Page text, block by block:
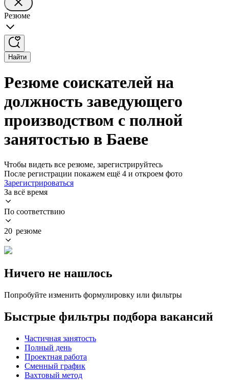
Резюме
Найти
Резюме соискателей на
должность заведующего
производством с полной
занятостью в Баеве
Чтобы видеть все резюме, зарегистрируйтесь
После регистрации покажем ещё 4 и откроем фото
Зарегистрироваться
За всё время
По соответствию
20 резюме
Ничего не нашлось
Попробуйте изменить формулировку или фильтры
Быстрые фильтры подбора вакансий
Частичная занятость
Полный день
Проектная работа
Сменный график
Вахтовый метод